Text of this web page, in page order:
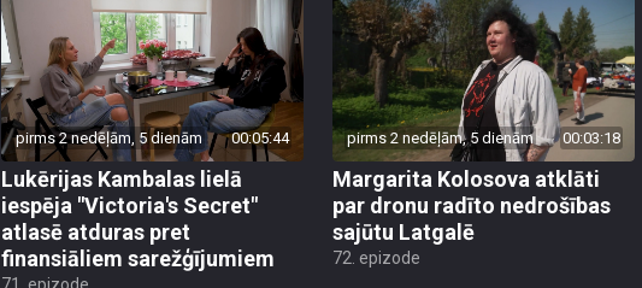
pirms 2 nedēļām, 5 dienām 00:05:44
Lukērijas Kambalas lielā
iespēja "Victoria's Secret"
atlasē atduras pret
finansiāliem sarežģījumiem
pirms 2 nedēļām, 5 dienām 00:03:18
Margarita Kolosova atklāti
par dronu radīto nedrošības
sajūtu Latgalē
72. epizode